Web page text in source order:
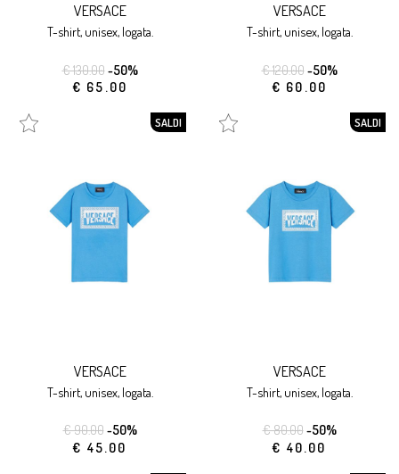
VERSACE
t-shirt, unisex, logata.
€ 130.00-50%
€ 65.00
VERSACE
t-shirt, unisex, logata.
€ 120.00-50%
€ 60.00
SALDI
VERSACE
t-shirt, unisex, logata.
€ 90.00-50%
€ 45.00
SALDI
VERSACE
t-shirt, unisex, logata.
€ 80.00-50%
€ 40.00